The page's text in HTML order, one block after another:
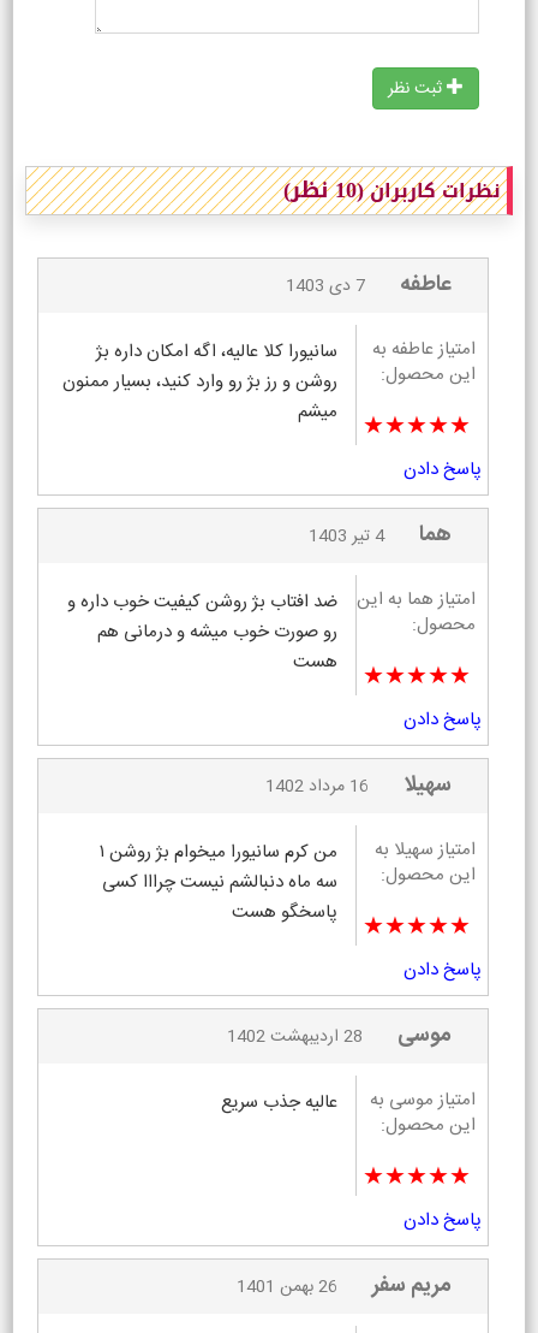
ثبت نظر
نظرات کاربران(10 نظر)
عاطفه 7 دی 1403
امتیاز عاطفه به
این محصول:
★★★★★
سانیورا کلا عالیه، اگه امکان داره بژ
روشن و رز بژ رو وارد کنید، بسیار ممنون
میشم
پاسخ دادن
هما 4 تیر 1403
امتیاز هما به این
محصول:
★★★★★
ضد افتاب بژ روشن کیفیت خوب داره و
رو صورت خوب میشه و درمانی‌ هم
هست
پاسخ دادن
سهیلا 16 مرداد 1402
امتیاز سهیلا به
این محصول:
★★★★★
من کرم سانیورا میخوام بژ روشن ۱
سه ماه دنبالشم نیست چرااا کسی
پاسخگو هست
پاسخ دادن
موسی 28 اردیبهشت 1402
امتیاز موسی به
این محصول:
★★★★★
عالیه جذب سریع
پاسخ دادن
مریم سفر 26 بهمن 1401